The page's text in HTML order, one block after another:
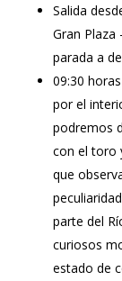
Salida
Gran Plaza
parada a
09:30
por el
podremos
con el toro
que
parte del
curiosos
estado de